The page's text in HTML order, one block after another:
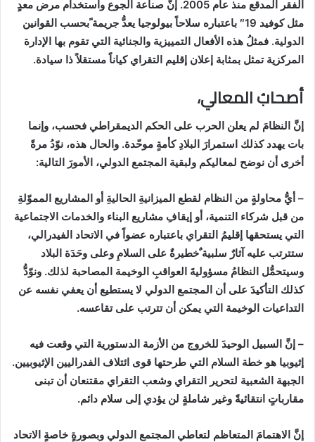
الفقر المدقع منذ عام 2005. إنَّ صناعة الجوع واستخدام مرض معدٍ
مثل كوفيد 19″ باعتباره سلاحاً بيولوجيا يعدُّ جريمة ًبحسب القوانين
الدولية. فمثلُ هذه الأفعال التمييزية والجنائية التي تقوم بها الإدارة
المركزية تمثل بمثابة إعلان إقليم التقراي كياناً مستقلاً ذا سيادة.
أصحابُ المعالي،
إنَّ النظامَ لم يعلن الحرب على الحكم الديمقراطي فحسب، وإنما
بات يهدد كذلك استمرارَ البلادِ كأمةٍ موحّدة. والحال هذه، نوّدُ مرةً
أخرى أن نوضح لمعاليكم ولبقية المجتمع الدولي، الأمورَ التالية:
– أيُّ محاولةٍ من النظام لقطع الميزانيةِ الحاليةِ أو المشاريع المموّلةِ
من قبل شركاء التنمية، أو إيقافِ مشاريع البناء والخدمات الاجتماعية
التي يستحقها إقليمُ التقراي باعتباره عضواً في الاتحاد الفيدرالي،
ستترتب عليه آثارٌ سلبية ٌخطيرةٌ على السلامِ وعلى وحَدَة البلاد
وسيتحمُّل النظامُ مسؤوليةَ العواقبِ الوخيمة المصاحبة لذلك. ونوّدُّ
كذلك التأكيدَ على أن المجتمع الدولي لا يستطيع أن يعفي نفسه عن
التداعيات الوخيمة التي يمكن أن تترتب على تقاعسه.
– إنَّ السبيل الوحيدَ للخروج من الأزمة الدستورية التي وقعت فيه
إثيوبيا هو خطة السلام التي طرحتها قوى ائتلاف الفدراليين الإثيوبيين.
الجبهة الشعبية لتحرير التقراي وشعب التقراي مقتنعان أن تبنى
مقارباتٍ انتقائيةً وغير شاملةٍ لن يؤدي إلى سلام دائم.
إنَّ الاهتمامَ المتعاظم لتعاطي المجتمع الدولي وبصورةٍ خاصةٍ الاتحاد